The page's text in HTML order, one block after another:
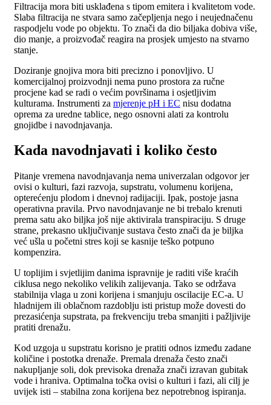
Filtracija mora biti usklađena s tipom emitera i kvalitetom vode.
Slaba filtracija ne stvara samo začepljenja nego i neujednačenu
raspodjelu vode po objektu. To znači da dio biljaka dobiva više,
dio manje, a proizvođač reagira na prosjek umjesto na stvarno
stanje.
Doziranje gnojiva mora biti precizno i ponovljivo. U
komercijalnoj proizvodnji nema puno prostora za ručne
procjene kad se radi o većim površinama i osjetljivim
kulturama. Instrumenti za mjerenje pH i EC nisu dodatna
oprema za uredne tablice, nego osnovni alati za kontrolu
gnojidbe i navodnjavanja.
Kada navodnjavati i koliko često
Pitanje vremena navodnjavanja nema univerzalan odgovor jer
ovisi o kulturi, fazi razvoja, supstratu, volumenu korijena,
opterećenju plodom i dnevnoj radijaciji. Ipak, postoje jasna
operativna pravila. Prvo navodnjavanje ne bi trebalo krenuti
prema satu ako biljka još nije aktivirala transpiraciju. S druge
strane, prekasno uključivanje sustava često znači da je biljka
već ušla u početni stres koji se kasnije teško potpuno
kompenzira.
U toplijim i svjetlijim danima ispravnije je raditi više kraćih
ciklusa nego nekoliko velikih zalijevanja. Tako se održava
stabilnija vlaga u zoni korijena i smanjuju oscilacije EC-a. U
hladnijem ili oblačnom razdoblju isti pristup može dovesti do
prezasićenja supstrata, pa frekvenciju treba smanjiti i pažljivije
pratiti drenažu.
Kod uzgoja u supstratu korisno je pratiti odnos između zadane
količine i postotka drenaže. Premala drenaža često znači
nakupljanje soli, dok previsoka drenaža znači izravan gubitak
vode i hraniva. Optimalna točka ovisi o kulturi i fazi, ali cilj je
uvijek isti – stabilna zona korijena bez nepotrebnog ispiranja.